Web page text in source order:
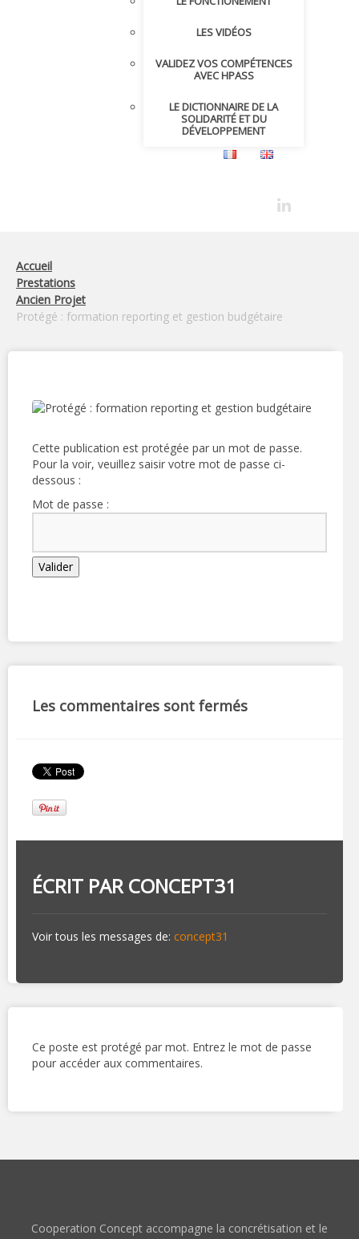
LES VIDÉOS
VALIDEZ VOS COMPÉTENCES
AVEC HPASS
LE DICTIONNAIRE DE LA
SOLIDARITÉ ET DU
DÉVELOPPEMENT
Accueil
Prestations
Ancien Projet
Protégé : formation reporting et gestion budgétaire
Cette publication est protégée par un mot de passe.
Pour la voir, veuillez saisir votre mot de passe ci-
dessous :
Mot de passe :
Les commentaires sont fermés
ÉCRIT PARCONCEPT31
Voir tous les messages de: concept31
Ce poste est protégé par mot. Entrez le mot de passe
pour accéder aux commentaires.
Cooperation Concept accompagne la concrétisation et le